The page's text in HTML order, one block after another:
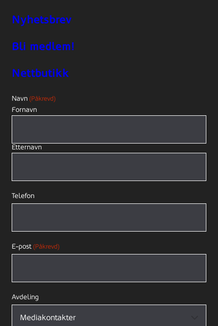
Nyhetsbrev
Bli medlem!
Nettbutikk
Navn (Påkrevd)
Fornavn
Etternavn
Telefon
E-post (Påkrevd)
Avdeling